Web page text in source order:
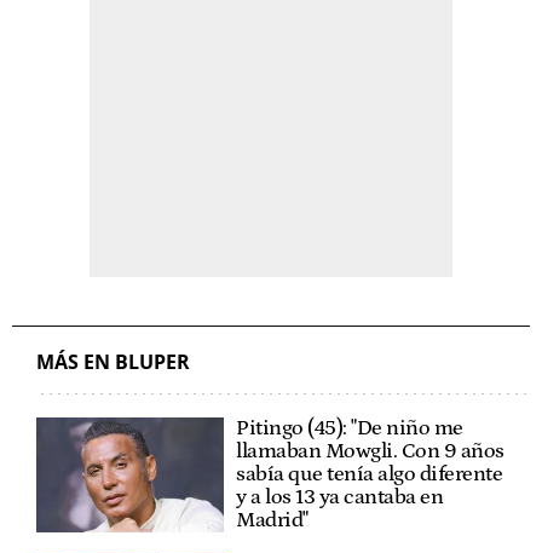
MÁS EN BLUPER
Pitingo (45): "De niño me
llamaban Mowgli. Con 9 años
sabía que tenía algo diferente
y a los 13 ya cantaba en
Madrid"